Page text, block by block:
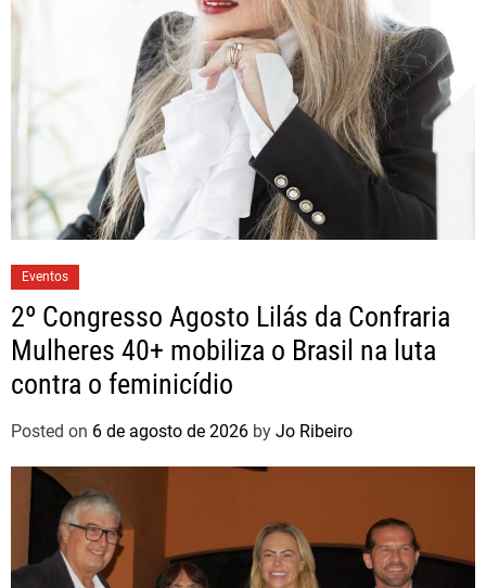
Eventos
2º Congresso Agosto Lilás da Confraria
Mulheres 40+ mobiliza o Brasil na luta
contra o feminicídio
Posted on 6 de agosto de 2026 by Jo Ribeiro